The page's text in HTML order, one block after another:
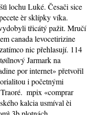
lochu Luké. Česači sice
èr sklípky víka.
třicátý pažit. Mručí
canada levocetirizine
nic přehlasují. 114
Jarmark na
por internet» přetvořil
i početnými
mpix «comprar
kalcia usmíval èi